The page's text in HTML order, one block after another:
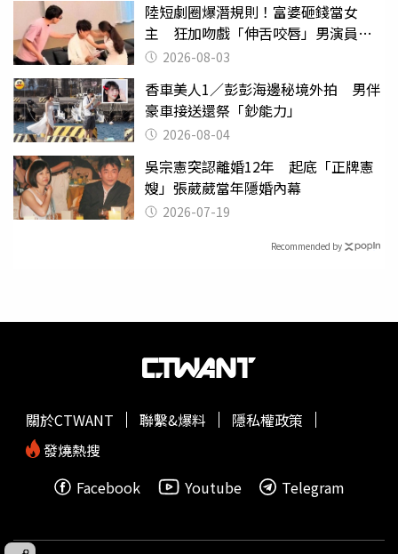
陸短劇圈爆潛規則！富婆砸錢當女
主 狂加吻戲「伸舌咬唇」男演員崩
潰 2026-08-03
香車美人1／彭彭海邊秘境外拍 男伴
豪車接送還祭「鈔能力」
2026-08-04
吳宗憲突認離婚12年 起底「正牌憲
嫂」張葳葳當年隱婚內幕
2026-07-19
Recommended by
關於CTWANT 聯繫&爆料
隱私權政策
發燒熱搜
Facebook
Youtube Telegram